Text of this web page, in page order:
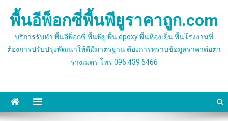
พื้นอีพ็อกซี่พื้นพียูราคาถูก.com
บริการรับทำ พื้นอีพ็อกซี่ พื้นพียู พื้น epoxy พื้นห้องเย็น พื้นโรงงานที่
ต้องการปรับปรุงพัฒนาให้ดีมีมาตรฐาน ต้องการทราบข้อมูลราคาต่อตา
รางเมตร โทร 096 439 6466